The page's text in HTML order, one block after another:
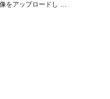
をアップロードし …